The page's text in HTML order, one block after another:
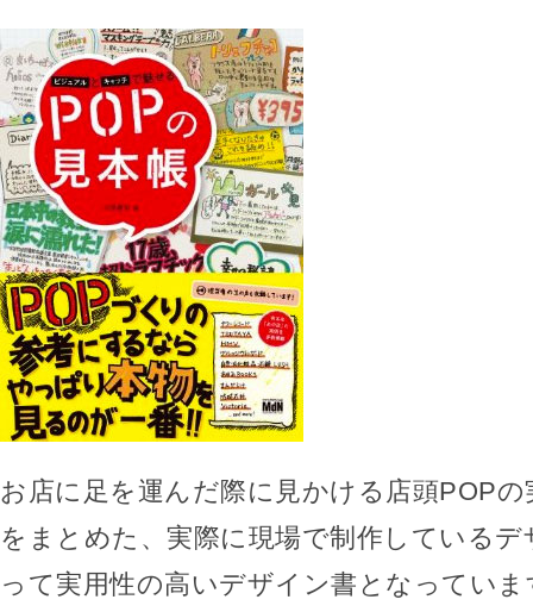
お店に足を運んだ際に見かける店頭POP
をまとめた、実際に現場で制作している
って実用性の高いデザイン書となっていま